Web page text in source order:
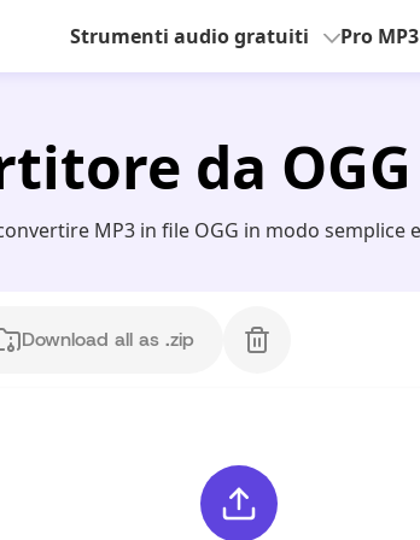
Strumenti audio gratuiti Pro
da
MP3 in file OGG in modo semplice